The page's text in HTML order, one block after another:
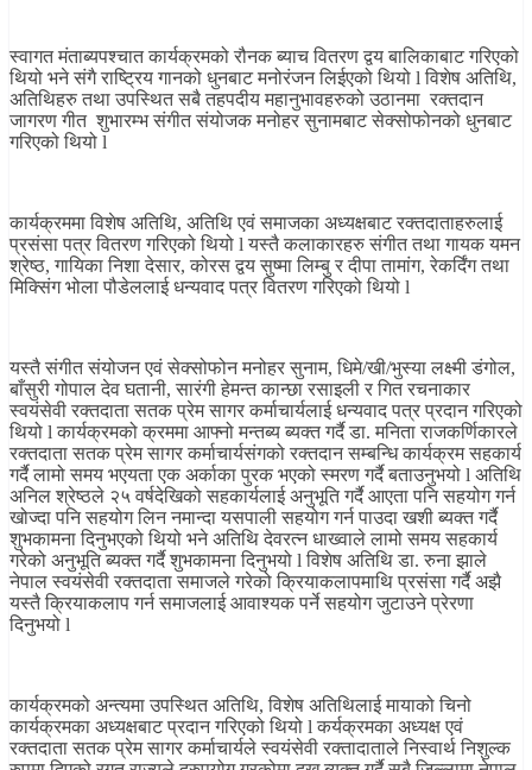
स्वागत मंताब्यपश्चात कार्यक्रमको रौनक ब्याच वितरण द्वय बालिकाबाट गरिएको
थियो भने संगै राष्ट्रिय गानको धुनबाट मनोरंजन लिईएको थियो l विशेष अतिथि,
अतिथिहरु तथा उपस्थित सबै तहपदीय महानुभावहरुको उठानमा रक्तदान
जागरण गीत शुभारम्भ संगीत संयोजक मनोहर सुनामबाट सेक्सोफोनको धुनबाट
गरिएको थियो l
कार्यक्रममा विशेष अतिथि, अतिथि एवं समाजका अध्यक्षबाट रक्तदाताहरुलाई
प्रसंसा पत्र वितरण गरिएको थियो l यस्तै कलाकारहरु संगीत तथा गायक यमन
श्रेष्ठ, गायिका निशा देसार, कोरस द्वय सुष्मा लिम्बु र दीपा तामांग, रेकर्दिंग तथा
मिक्सिंग भोला पौडेललाई धन्यवाद पत्र वितरण गरिएको थियो l
यस्तै संगीत संयोजन एवं सेक्सोफोन मनोहर सुनाम, धिमे/खी/भुस्या लक्ष्मी डंगोल,
बाँसुरी गोपाल देव घतानी, सारंगी हेमन्त कान्छा रसाइली र गित रचनाकार
स्वयंसेवी रक्तदाता सतक प्रेम सागर कर्माचार्यलाई धन्यवाद पत्र प्रदान गरिएको
थियो l कार्यक्रमको क्रममा आफ्नो मन्तब्य ब्यक्त गर्दै डा. मनिता राजकर्णिकारले
रक्तदाता सतक प्रेम सागर कर्माचार्यसंगको रक्तदान सम्बन्धि कार्यक्रम सहकार्य
गर्दै लामो समय भएयता एक अर्काका पुरक भएको स्मरण गर्दै बताउनुभयो l अतिथि
अनिल श्रेष्ठले २५ वर्षदेखिको सहकार्यलाई अनुभूति गर्दै आएता पनि सहयोग गर्न
खोज्दा पनि सहयोग लिन नमान्दा यसपाली सहयोग गर्न पाउदा खशी ब्यक्त गर्दै
शुभकामना दिनुभएको थियो भने अतिथि देवरत्न धाख्वाले लामो समय सहकार्य
गरेको अनुभूति ब्यक्त गर्दै शुभकामना दिनुभयो l विशेष अतिथि डा. रुना झाले
नेपाल स्वयंसेवी रक्तदाता समाजले गरेको क्रियाकलापमाथि प्रसंसा गर्दै अझै
यस्तै क्रियाकलाप गर्न समाजलाई आवाश्यक पर्ने सहयोग जुटाउने प्रेरणा
दिनुभयो l
कार्यक्रमको अन्त्यमा उपस्थित अतिथि, विशेष अतिथिलाई मायाको चिनो
कार्यक्रमका अध्यक्षबाट प्रदान गरिएको थियो l कर्यक्रमका अध्यक्ष एवं
रक्तदाता सतक प्रेम सागर कर्माचार्यले स्वयंसेवी रक्तादाताले निस्वार्थ निशुल्क